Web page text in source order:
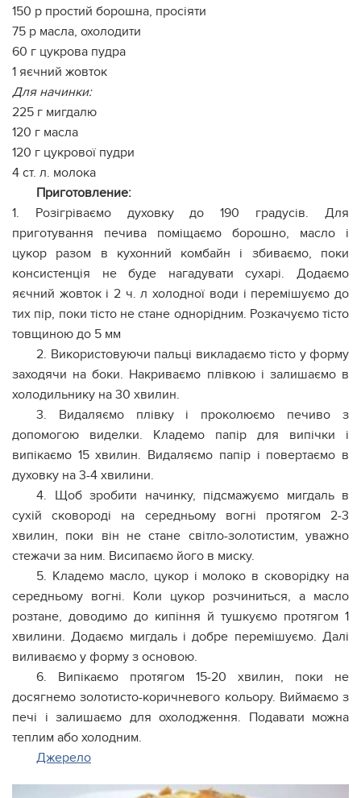
150 р простий борошна, просіяти
75 р масла, охолодити
60 г цукрова пудра
1 яєчний жовток
Для начинки:
225 г мигдалю
120 г масла
120 г цукрової пудри
4 ст. л. молока
Приготовление:
1. Розігріваємо духовку до 190 градусів. Для
приготування печива поміщаємо борошно, масло і
цукор разом в кухонний комбайн і збиваємо, поки
консистенція не буде нагадувати сухарі. Додаємо
яєчний жовток і 2 ч. л холодної води і перемішуємо до
тих пір, поки тісто не стане однорідним. Розкачуємо тісто
товщиною до 5 мм
2. Використовуючи пальці викладаємо тісто у форму
заходячи на боки. Накриваємо плівкою і залишаємо в
холодильнику на 30 хвилин.
3. Видаляємо плівку і проколюємо печиво з
допомогою виделки. Кладемо папір для випічки і
випікаємо 15 хвилин. Видаляємо папір і повертаємо в
духовку на 3-4 хвилини.
4. Щоб зробити начинку, підсмажуємо мигдаль в
сухій сковороді на середньому вогні протягом 2-3
хвилин, поки він не стане світло-золотистим, уважно
стежачи за ним. Висипаємо його в миску.
5. Кладемо масло, цукор і молоко в сковорідку на
середньому вогні. Коли цукор розчиниться, а масло
розтане, доводимо до кипіння й тушкуємо протягом 1
хвилини. Додаємо мигдаль і добре перемішуємо. Далі
виливаємо у форму з основою.
6. Випікаємо протягом 15-20 хвилин, поки не
досягнемо золотисто-коричневого кольору. Виймаємо з
печі і залишаємо для охолодження. Подавати можна
теплим або холодним.
Джерело